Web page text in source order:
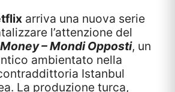
arriva una nuova serie
l’attenzione del
– Mondi Opposti, un
ambientato nella
Istanbul
La produzione turca,